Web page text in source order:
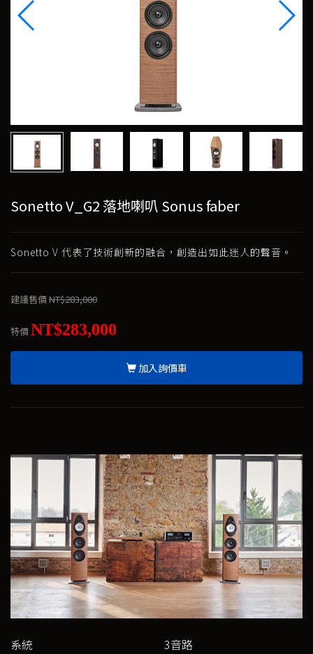
Sonetto V_G2 落地喇叭 Sonus faber
Sonetto V 代表了技術創新的融合，創造出如此迷人的聲音。
建議售價NT$283,000
特價NT$283,000
加入詢價車
系統 3音路